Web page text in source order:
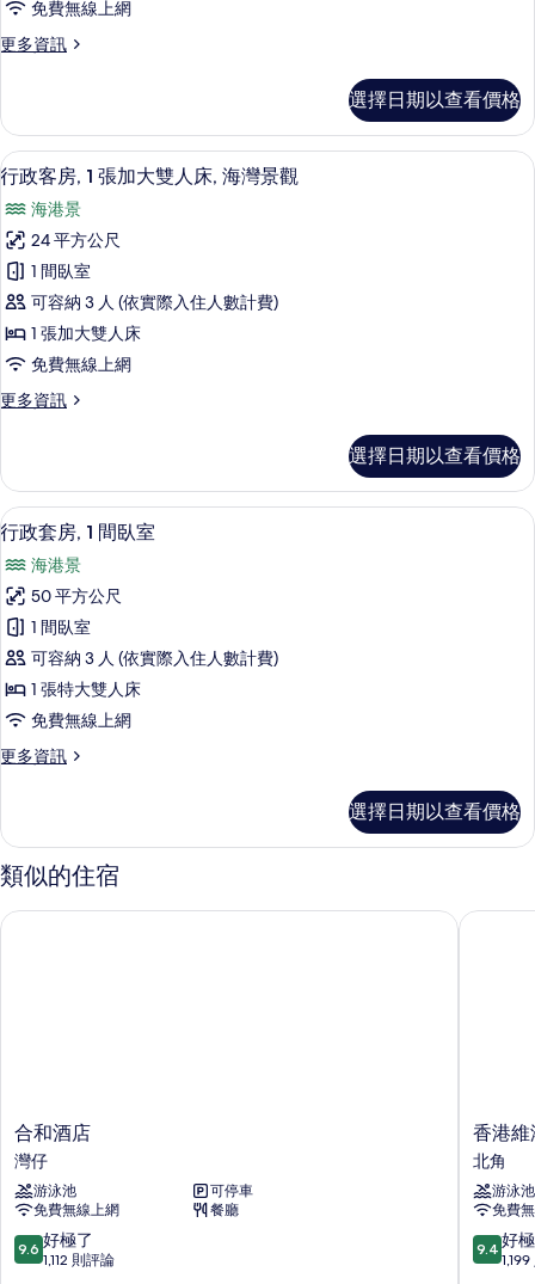
相
片
的
情
張
加
雙
人
床,
花
園
景
觀
的
所
有
免費無線上網
更多資訊
更
客
房,
1
張
加
大
雙
人
床,
花
園
景
的
選擇日期以查看價格
顯
示
行
政
客
房,
1
張
加
雙
人
床,
海
灣
景
觀
的
所
有
高級寢具、迷你吧、客房內保險箱、書
10
行政客房, 1 張加大雙人床, 海灣景觀
海港景
24 平方公尺
1 間臥室
可容納 3 人 (依實際入住人數計費)
1 張加大雙人床
免費無線上網
更多資訊
更
客
房,
1
張
加
大
雙
人
床,
海
灣
景
的
選擇日期以查看價格
顯
示
行
政
套
房,
1
間
臥
的
所
有
相
行政套房, 1 間臥室 | 高級寢具、迷你
8
行政套房, 1 間臥室
海港景
50 平方公尺
1 間臥室
可容納 3 人 (依實際入住人數計費)
1 張特大雙人床
免費無線上網
更多資訊
更
套
房,
1
臥
選擇日期以查看價格
類似的住宿
合
和
酒
店
灣
仔
合和酒店
灣仔
游泳池
可停車
免費無線上網
餐廳
9.6
分，
9.6 好極了
1,112 則評論
合和酒店
香
港
維
港
凱
悅
尚
香港維
北角
游泳池
免費
9.4
分，
9.4 好
香港維